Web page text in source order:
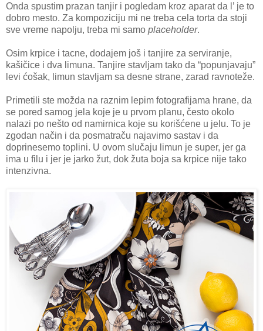
Onda spustim prazan tanjir i pogledam kroz aparat da l’ je to
dobro mesto. Za kompoziciju mi ne treba cela torta da stoji
sve vreme napolju, treba mi samo placeholder.
Osim krpice i tacne, dodajem još i tanjire za serviranje,
kašičice i dva limuna. Tanjire stavljam tako da “popunjavaju”
levi ćošak, limun stavljam sa desne strane, zarad ravnoteže.
Primetili ste možda na raznim lepim fotografijama hrane, da
se pored samog jela koje je u prvom planu, često okolo
nalazi po nešto od namirnica koje su korišćene u jelu. To je
zgodan način i da posmatraču najavimo sastav i da
doprinesemo toplini. U ovom slučaju limun je super, jer ga
ima u filu i jer je jarko žut, dok žuta boja sa krpice nije tako
intenzivna.